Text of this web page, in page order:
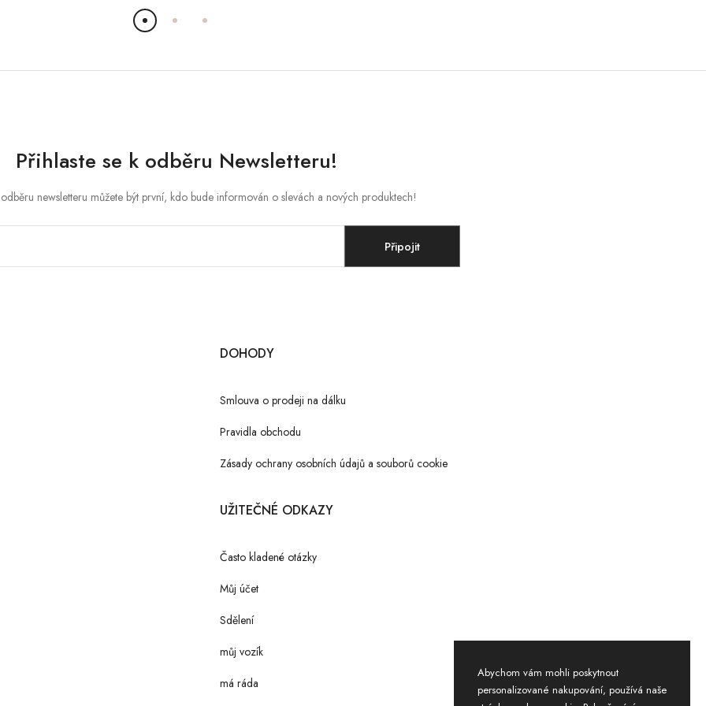
Přihlaste se k odběru Newsletteru!
newsletteru můžete být první, kdo bude informován o slevách a nových produktech!
Připojit
DOHODY
Smlouva o prodeji na dálku
Pravidla obchodu
Zásady ochrany osobních údajů a souborů cookie
UŽITEČNÉ ODKAZY
Často kladené otázky
Můj účet
Sdělení
můj vozík
má ráda
Abychom vám mohli poskytnout
personalizované nakupování, používá naše